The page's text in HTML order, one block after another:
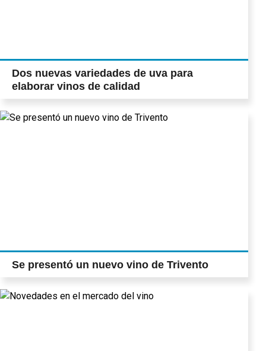
Dos nuevas variedades de uva para
elaborar vinos de calidad
Se presentó un nuevo vino de Trivento